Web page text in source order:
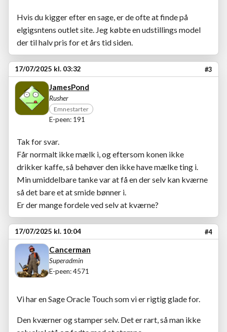
Hvis du kigger efter en sage, er de ofte at finde på
elgigsntens outlet site. Jeg købte en udstillings model
der til halv pris for et års tid siden.
17/07/2025 kl. 03:32 #3
JamesPond
Rusher
Emnestarter
E-peen: 191
Tak for svar.
Får normalt ikke mælk i, og eftersom konen ikke
drikker kaffe, så behøver den ikke have mælke ting i.
Min umiddelbare tanke var at få en der selv kan kværne
så det bare et at smide bønner i.
Er der mange fordele ved selv at kværne?
17/07/2025 kl. 10:04 #4
Cancerman
Superadmin
E-peen: 4571
Vi har en Sage Oracle Touch som vi er rigtig glade for.
Den kværner og stamper selv. Det er rart, så man ikke